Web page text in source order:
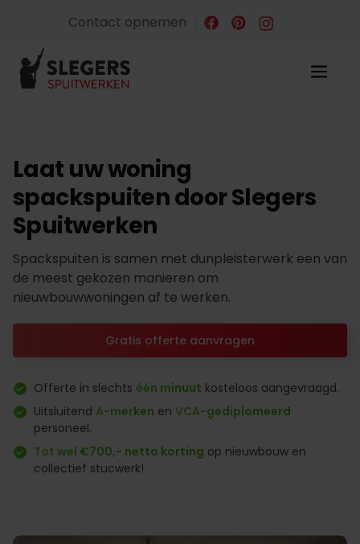
Contact opnemen
Laat uw woning
spackspuiten door Slegers
Spuitwerken
Spackspuiten is samen met dunpleisterwerk een van
de meest gekozen manieren om
nieuwbouwwoningen af te werken.
Gratis offerte aanvragen
Offerte in slechts één minuut kosteloos aangevraagd.
Uitsluitend A-merken en VCA-gediplomeerd
personeel.
Tot wel €700,- netto korting op nieuwbouw en
collectief stucwerk!